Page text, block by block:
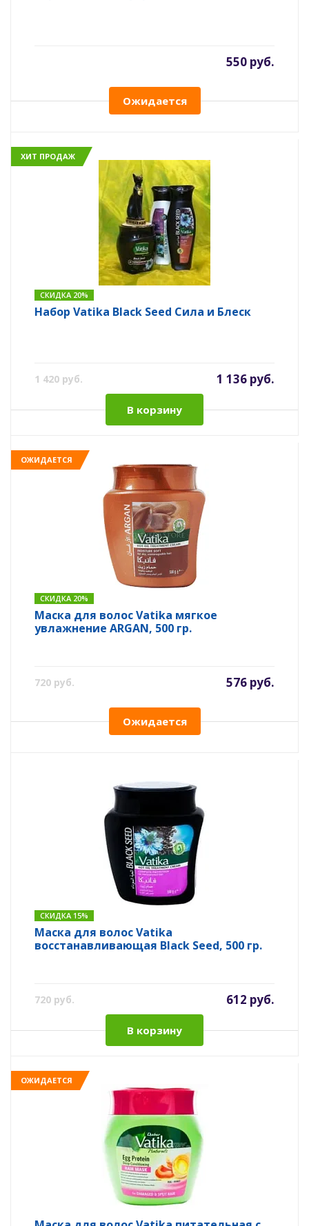
550 руб.
Ожидается
ХИТ ПРОДАЖ
СКИДКА 20%
Набор Vatika Black Seed Сила и Блеск
1 420 руб. 1 136 руб.
В корзину
ОЖИДАЕТСЯ
СКИДКА 20%
Маска для волос Vatika мягкое
увлажнение ARGAN, 500 гр.
720 руб. 576 руб.
Ожидается
СКИДКА 15%
Маска для волос Vatika
восстанавливающая Black Seed, 500 гр.
720 руб. 612 руб.
В корзину
ОЖИДАЕТСЯ